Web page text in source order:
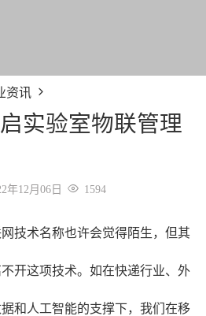
资讯
实验室物联管理
年12月06日 1594
技术名称也许会觉得陌生，但其
开这项技术。如在快递行业、外
和人工智能的支撑下，我们在移